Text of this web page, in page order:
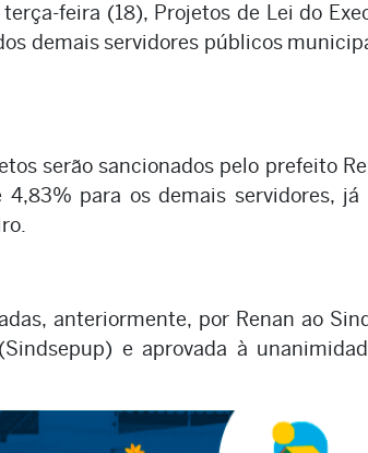
feira (18), Projetos de Lei do
demais servidores públicos
serão sancionados pelo prefeito
para os demais servidores, já
anteriormente, por Renan ao
e aprovada à